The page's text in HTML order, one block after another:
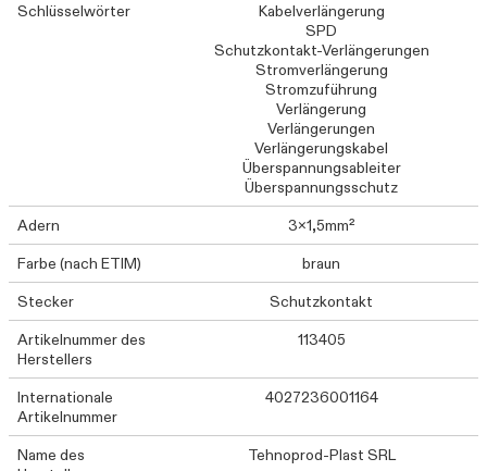
Schlüsselwörter
Kabelverlängerung
SPD
Schutzkontakt-Verlängerungen
Stromverlängerung
Stromzuführung
Verlängerung
Verlängerungen
Verlängerungskabel
Überspannungsableiter
Überspannungsschutz
Adern
3x1,5mm²
Farbe (nach ETIM)
braun
Stecker
Schutzkontakt
Artikelnummer des
Herstellers
113405
Internationale
Artikelnummer
4027236001164
Name des
Tehnoprod-Plast SRL